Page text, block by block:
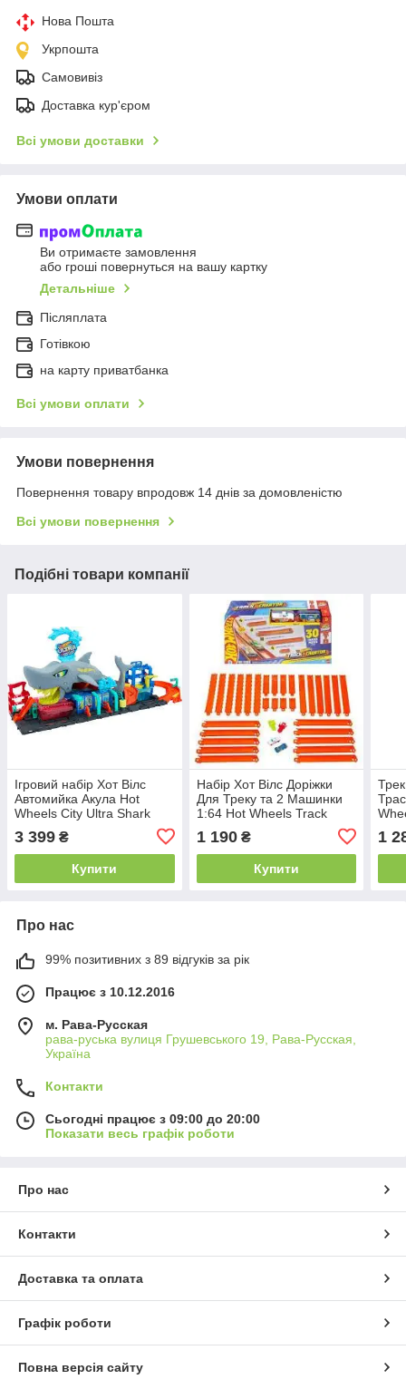
Нова Пошта
Укрпошта
Самовивіз
Доставка кур'єром
Всі умови доставки
Умови оплати
Ви отримаєте замовлення
або гроші повернуться на вашу картку
Детальніше
Післяплата
Готівкою
на карту приватбанка
Всі умови оплати
Умови повернення
Повернення товару впродовж 14 днів за домовленістю
Всі умови повернення
Подібні товари компанії
Ігровий набір Хот Вілс
Автомийка Акула Hot
Wheels City Ultra Shark
Car Wash Track Set HTN82
3 399 ₴
Купити
Набір Хот Вілс Доріжки
Для Треку та 2 Машинки
1:64 Hot Wheels Track
1 190₴
Купити
1
Про нас
99% позитивних з 89 відгуків за рік
Працює з 10.12.2016
м. Рава-Русская
рава-руська вулиця Грушевського 19, Рава-Русская,
Україна
Контакти
Сьогодні працює з 09:00 до 20:00
Показати весь графік роботи
Про нас
Контакти
Доставка та оплата
Графік роботи
Повна версія сайту